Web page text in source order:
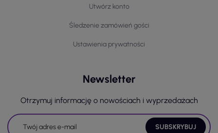
Utwórz konto
Śledzenie zamówień gości
Ustawienia prywatności
Newsletter
Otrzymuj informację o nowościach i wyprzedażach